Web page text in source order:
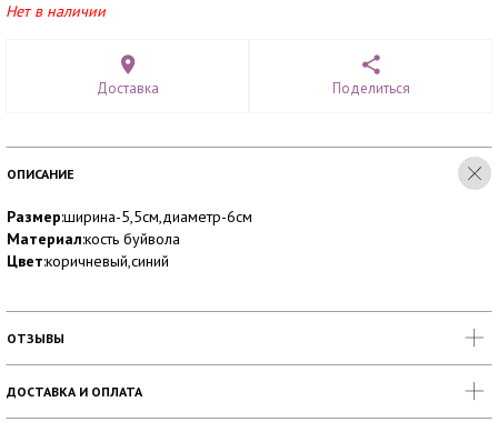
Нет в наличии
Доставка Поделиться
ОПИСАНИЕ
Размер:ширина-5,5см,диаметр-6см
Материал:кость буйвола
Цвет:коричневый,синий
ОТЗЫВЫ
ДОСТАВКА И ОПЛАТА